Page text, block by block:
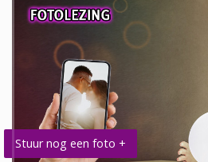
Stuur nog een foto +